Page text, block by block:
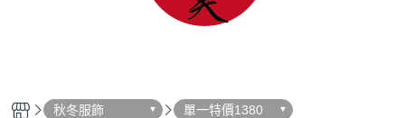
秋冬服飾 單一特價1380